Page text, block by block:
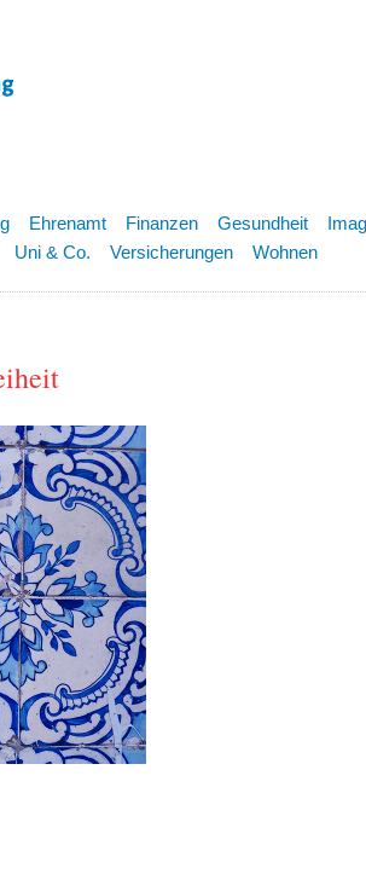
Ehrenamt Finanzen Gesundheit
Uni & Co. Versicherungen Wohnen